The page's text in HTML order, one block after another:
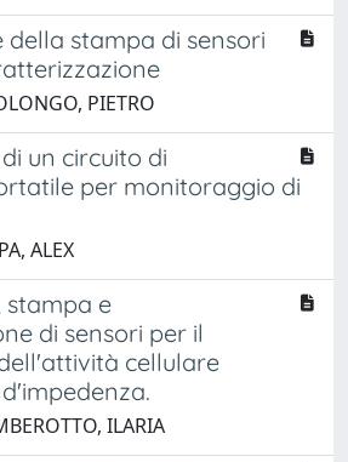
della stampa di sensori
PIETRO
un circuito di
per monitoraggio di
ALEX
stampa e
di sensori per il
cellulare
ILARIA